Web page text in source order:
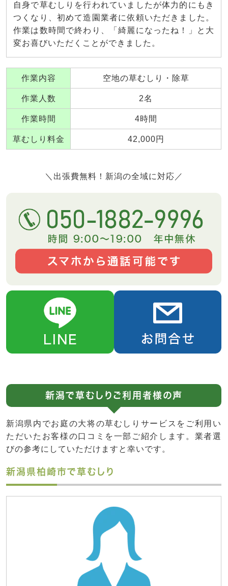
自身で草むしりを行われていましたが体力的にもき
つくなり、初めて造園業者に依頼いただきました。
作業は数時間で終わり、「綺麗になったね！」と大
変お喜びいただくことができました。
作業内容 空地の草むしり・除草
作業人数 2名
作業時間 4時間
草むしり料金 42,000円
＼出張費無料！新潟の全域に対応／
新潟で草むしりご利用者様の声
新潟県内でお庭の大将の草むしりサービスをご利用い
ただいたお客様の口コミを一部ご紹介します。業者選
びの参考にしていただけますと幸いです。
新潟県柏崎市で草むしり